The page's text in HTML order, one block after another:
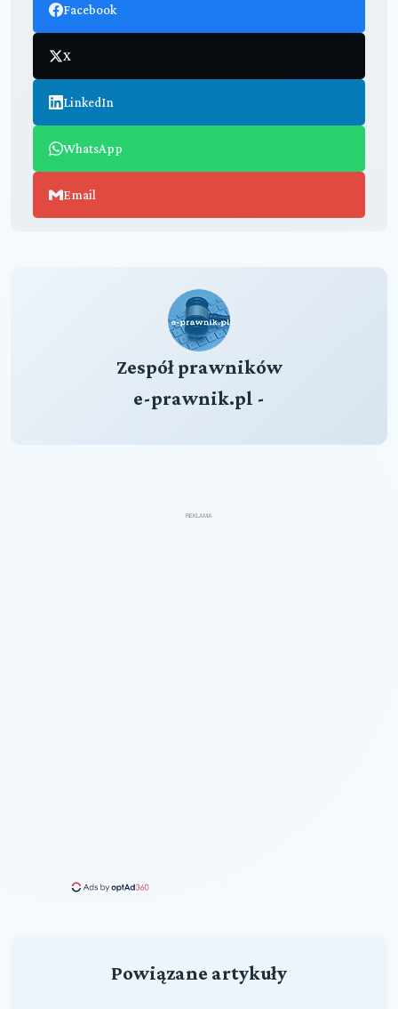
Facebook
X
LinkedIn
WhatsApp
Email
Zespół prawników
e-prawnik.pl -
REKLAMA
Powiązane artykuły